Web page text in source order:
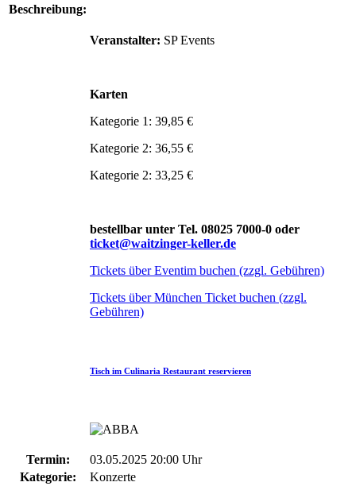
Beschreibung:
Veranstalter: SP Events
Karten
Kategorie 1: 39,85 €
Kategorie 2: 36,55 €
Kategorie 2: 33,25 €
bestellbar unter Tel. 08025 7000-0 oder
ticket@waitzinger-keller.de
Tickets über Eventim buchen (zzgl. Gebühren)
Tickets über München Ticket buchen (zzgl.
Gebühren)
Tisch im Culinaria Restaurant reservieren
Termin:
03.05.2025 20:00 Uhr
Kategorie:
Konzerte